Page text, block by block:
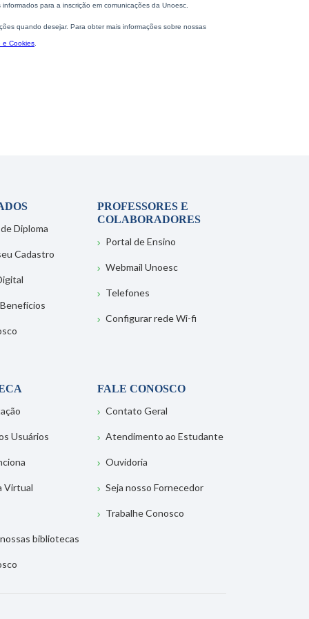
Diploma
Cadastro
PROFESSORES E
COLABORADORES
Portal de Ensino
Webmail Unoesc
Telefones
Configurar rede Wi-fi
Usuários
Virtual
bibliotecas
FALE CONOSCO
Contato Geral
Atendimento ao Estudante
Ouvidoria
Seja nosso Fornecedor
Trabalhe Conosco